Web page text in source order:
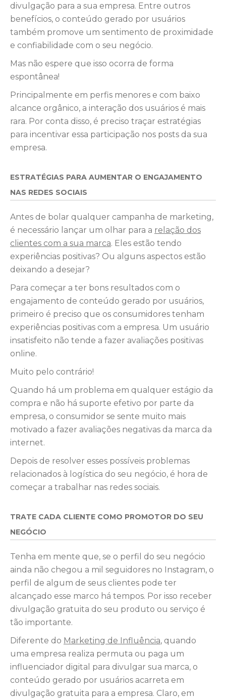
divulgação para a sua empresa. Entre outros
benefícios, o conteúdo gerado por usuários
também promove um sentimento de proximidade
e confiabilidade com o seu negócio.
Mas não espere que isso ocorra de forma
espontânea!
Principalmente em perfis menores e com baixo
alcance orgânico, a interação dos usuários é mais
rara. Por conta disso, é preciso traçar estratégias
para incentivar essa participação nos posts da sua
empresa.
ESTRATÉGIAS PARA AUMENTAR O ENGAJAMENTO
NAS REDES SOCIAIS
Antes de bolar qualquer campanha de marketing,
é necessário lançar um olhar para a relação dos
clientes com a sua marca. Eles estão tendo
experiências positivas? Ou alguns aspectos estão
deixando a desejar?
Para começar a ter bons resultados com o
engajamento de conteúdo gerado por usuários,
primeiro é preciso que os consumidores tenham
experiências positivas com a empresa. Um usuário
insatisfeito não tende a fazer avaliações positivas
online.
Muito pelo contrário!
Quando há um problema em qualquer estágio da
compra e não há suporte efetivo por parte da
empresa, o consumidor se sente muito mais
motivado a fazer avaliações negativas da marca da
internet.
Depois de resolver esses possíveis problemas
relacionados à logística do seu negócio, é hora de
começar a trabalhar nas redes sociais.
TRATE CADA CLIENTE COMO PROMOTOR DO SEU
NEGÓCIO
Tenha em mente que, se o perfil do seu negócio
ainda não chegou a mil seguidores no Instagram, o
perfil de algum de seus clientes pode ter
alcançado esse marco há tempos. Por isso receber
divulgação gratuita do seu produto ou serviço é
tão importante.
Diferente do Marketing de Influência, quando
uma empresa realiza permuta ou paga um
influenciador digital para divulgar sua marca, o
conteúdo gerado por usuários acarreta em
divulgação gratuita para a empresa. Claro, em